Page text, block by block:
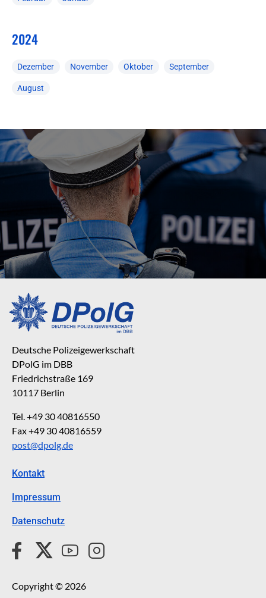
2024
Dezember November Oktober September
August
Deutsche Polizeigewerkschaft
DPolG im DBB
Friedrichstraße 169
10117 Berlin
Tel. +49 30 40816550
Fax +49 30 40816559
post@dpolg.de
Kontakt
Impressum
Datenschutz
Copyright © 2026